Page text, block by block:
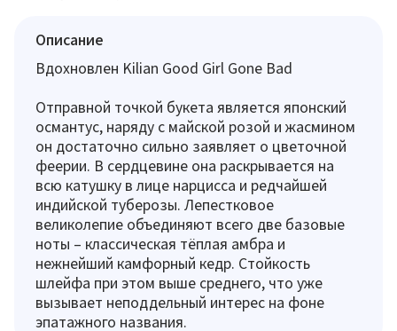
Описание
Вдохновлен Kilian Good Girl Gone Bad
Отправной точкой букета является японский
османтус, наряду с майской розой и жасмином
он достаточно сильно заявляет о цветочной
феерии. В сердцевине она раскрывается на
всю катушку в лице нарцисса и редчайшей
индийской туберозы. Лепестковое
великолепие объединяют всего две базовые
ноты – классическая тёплая амбра и
нежнейший камфорный кедр. Стойкость
шлейфа при этом выше среднего, что уже
вызывает неподдельный интерес на фоне
эпатажного названия.